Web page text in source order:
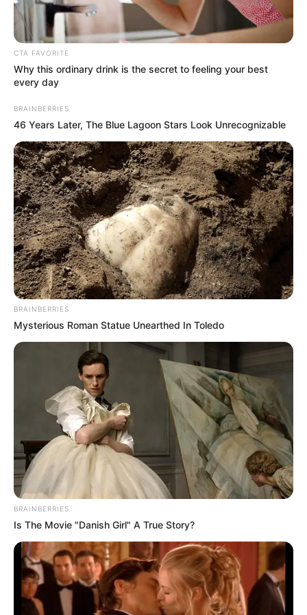
χωρίς φθηνό ηλεκτρικό
ρεύμα, διολισθαίνει στη
φτώχεια...
και η ρωσική στρατηγική
που θυμίζει το Κουρσκ- Μια...
ΛΙΓΑ ΛΟΓΙΑ ΓΙΑ ΜΕΝΑ
Πέμπτη, 22 Οκτωβρίου 2020, 20:06
ΓΕΙΑ ΣΑΣ….ΚΑΛΩΣ ΗΛΘΑΤΕ ΣΤΗΝ ΙΣΤΟΣΕΛΙΔΑ...
ΑΛΕΞΑΝΔΡΟΣ ΖΕΥΣ Ο
ΑΡΧΗΓΟΣ ΤΩΝ ΕΛ. Ο
ΑΠΟΛΥΤΟΣ ΚΥΡΙΑΡΧΟΣ.
ΕΙΝΑΙ ΕΔΩ, ΕΙΝΑΙ...
ΕΙΜΑΣΤΕ ΣΤΗΝ ΤΕΛΙΚΗ
ΕΥΘΕΙΑ.. ΕΙΝΑΙ ΕΔΩ.. ΕΙΝΑΙ
ΜΑΖΙ ΜΑΣ, ΜΑΣ
ΠΡΟΣΤΑΤΕΥΟΥΝ ΚΑΙ...
ΕΒΡΑΙΟΙ ΚΑΙ ΕΠΑΝΑΣΤΑΣΕΙΣ….
Ο ΠΟΥ υπό έλεγχο:
παρατυπίες και
συγκρούσεις συμφερόντων
CTA FAVORITE
Why this ordinary drink is the secret to feeling your best
every day
BRAINBERRIES
46 Years Later, The Blue Lagoon Stars Look Unrecognizable
BRAINBERRIES
Mysterious Roman Statue Unearthed In Toledo
BRAINBERRIES
Is The Movie "Danish Girl" A True Story?